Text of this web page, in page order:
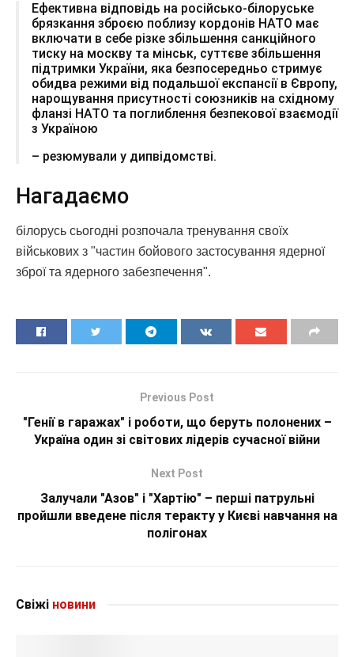
Ефективна відповідь на російсько-білоруське
брязкання зброєю поблизу кордонів НАТО має
включати в себе різке збільшення санкційного
тиску на москву та мінськ, суттєве збільшення
підтримки України, яка безпосередньо стримує
обидва режими від подальшої експансії в Європу,
нарощування присутності союзників на східному
фланзі НАТО та поглиблення безпекової взаємодії
з Україною
– резюмували у дипвідомстві.
Нагадаємо
білорусь сьогодні розпочала тренування своїх
військових з "частин бойового застосування ядерної
зброї та ядерного забезпечення".
Previous Post
"Генії в гаражах" і роботи, що беруть полонених –
Україна один зі світових лідерів сучасної війни
Next Post
Залучали "Азов" і "Хартію" – перші патрульні
пройшли введене після теракту у Києві навчання на
полігонах
Свіжі новини